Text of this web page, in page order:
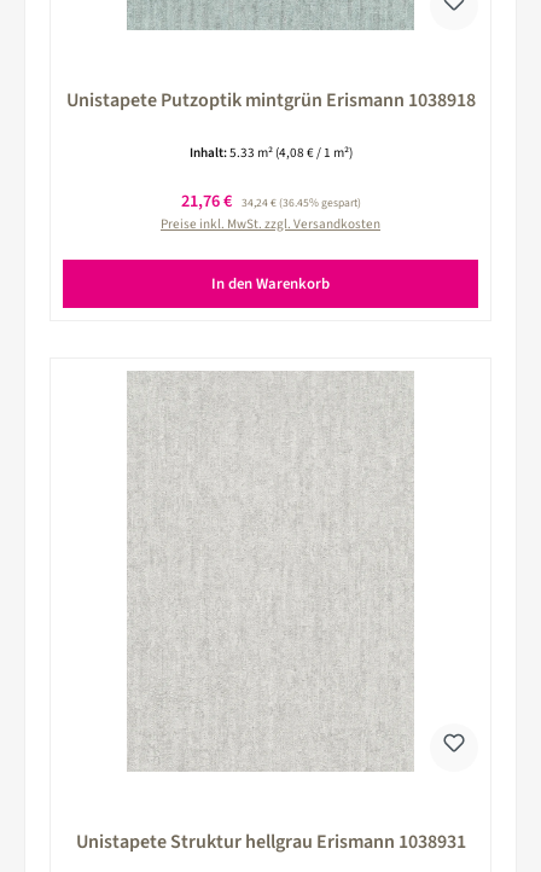
Unistapete Putzoptik mintgrün Erismann 1038918
Inhalt:5.33 m² (4,08 € / 1 m²)
Verkaufspreis:
21,76 € Regulärer Preis:
34,24 €(36.45% gespart)
Preise inkl. MwSt. zzgl. Versandkosten
In den Warenkorb
Unistapete Struktur hellgrau Erismann 1038931